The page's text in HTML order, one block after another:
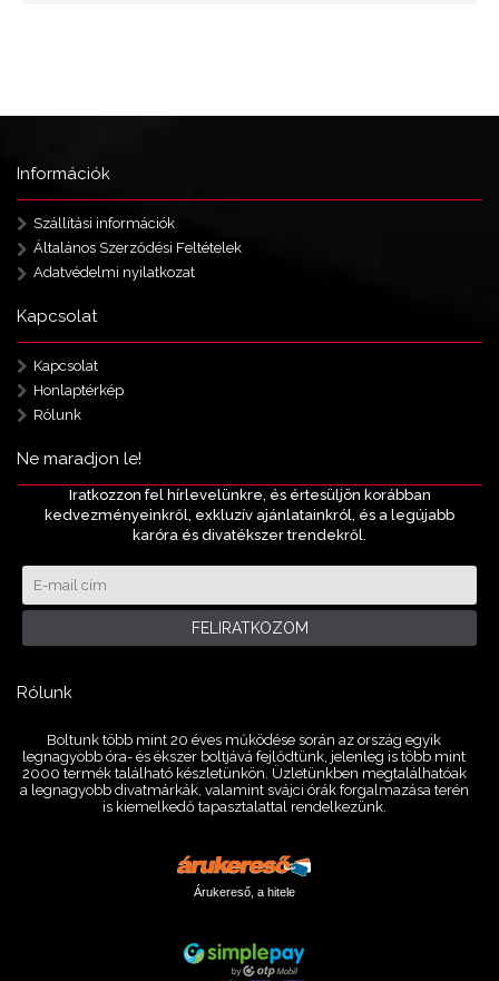
Információk
Szállítási információk
Általános Szerződési Feltételek
Adatvédelmi nyilatkozat
Kapcsolat
Kapcsolat
Honlaptérkép
Rólunk
Ne maradjon le!
Iratkozzon fel hírlevelünkre, és értesüljön korábban
kedvezményeinkről, exkluzív ajánlatainkról, és a legújabb
karóra és divatékszer trendekről.
FELIRATKOZOM
Rólunk
Boltunk több mint 20 éves működése során az ország egyik
legnagyobb óra- és ékszer boltjává fejlődtünk, jelenleg is több mint
2000 termék található készletünkön. Üzletünkben megtalálhatóak
a legnagyobb divatmárkák, valamint svájci órák forgalmazása terén
is kiemelkedő tapasztalattal rendelkezünk.
Árukereső, a hitele